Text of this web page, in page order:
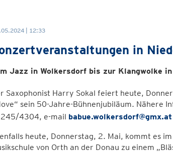
| 12:33
in
Jazz in Wolkersdorf bis zur Klangwolke in
Saxophonist Harry Sokal feiert heute,
sein 50-Jahre-Bühnenjubiläum. Nähere
4304, e-mail babue.wolkersdorf@gmx.at
heute, Donnerstag, 2. Mai, kommt es
von Orth an der Donau zu einem